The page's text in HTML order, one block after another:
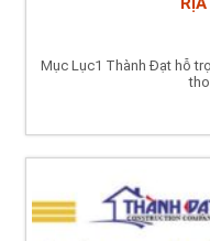
Mục Lục1 Thành Đạt hỗ